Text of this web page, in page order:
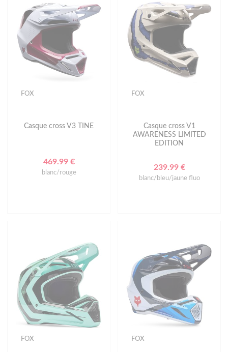
FOX
Casque cross V3 TINE
469.99 €
blanc/rouge
FOX
Casque cross V1
AWARENESS LIMITED
EDITION
239.99 €
blanc/bleu/jaune fluo
FOX FOX